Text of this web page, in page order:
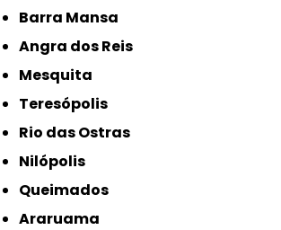
Barra Mansa
Angra dos Reis
Mesquita
Teresópolis
Rio das Ostras
Nilópolis
Queimados
Araruama